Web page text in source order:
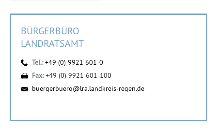
BÜRGERBÜRO
LANDRATSAMT
Tel.:+49 (0) 9921 601-0
Fax:+49 (0) 9921 601-100
buergerbuero@lra.landkreis-regen.de